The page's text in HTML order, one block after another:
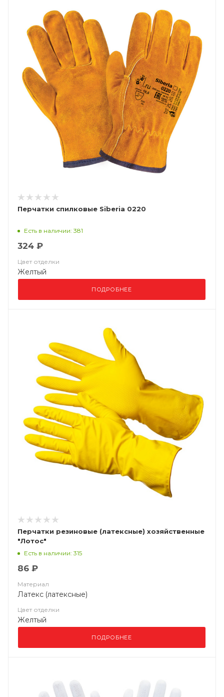
Перчатки спилковые Siberia 0220
Есть в наличии: 381
324 ₽
Цвет отделки
Желтый
ПОДРОБНЕЕ
Перчатки резиновые (латексные) хозяйственные
"Лотос"
Есть в наличии: 315
86 ₽
Материал
Латекс (латексные)
Цвет отделки
Желтый
ПОДРОБНЕЕ